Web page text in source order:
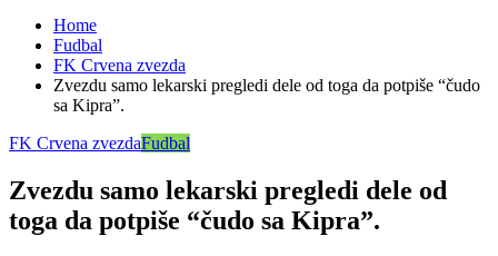
Home
Fudbal
FK Crvena zvezda
Zvezdu samo lekarski pregledi dele od toga da potpiše “čudo
sa Kipra”.
FK Crvena zvezdaFudbal
Zvezdu samo lekarski pregledi dele od
toga da potpiše “čudo sa Kipra”.